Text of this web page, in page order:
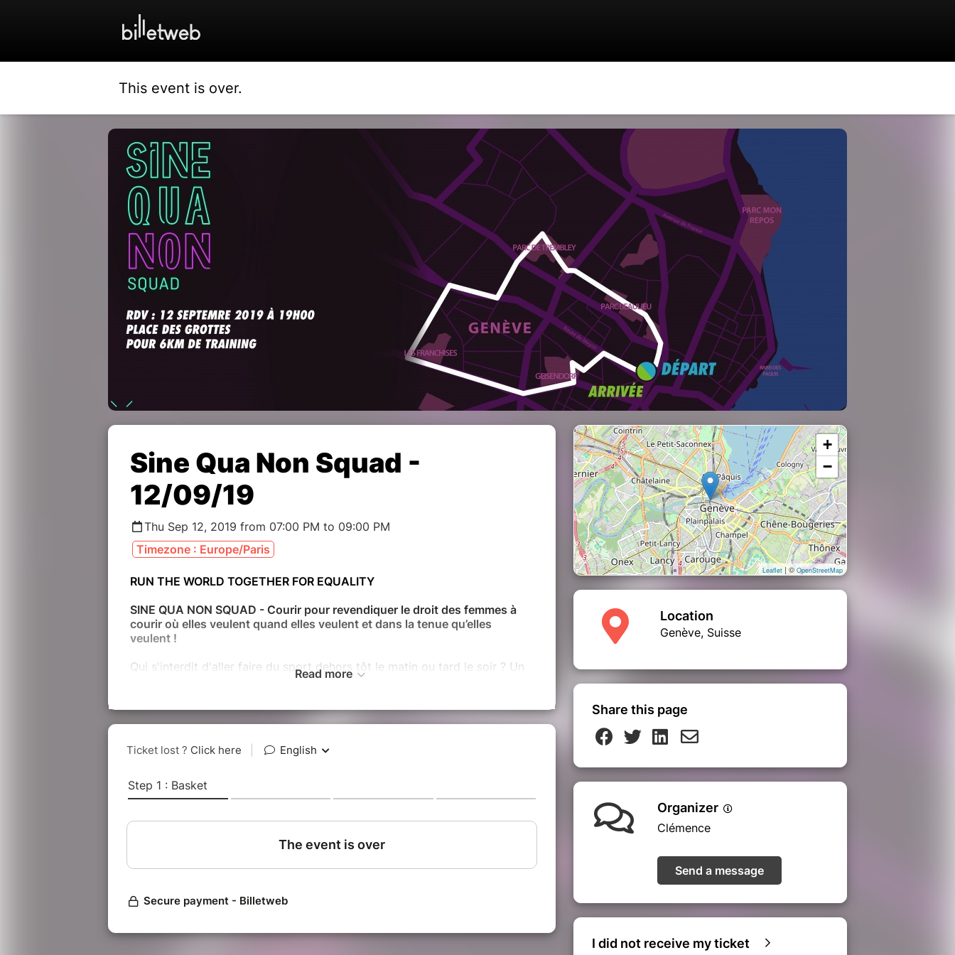
This event is over.
Sine Qua Non Squad -
12/09/19
Thu Sep 12, 2019 from 07:00 PM to 09:00 PM
Timezone : Europe/Paris
RUN THE WORLD TOGETHER FOR EQUALITY
SINE QUA NON SQUAD - Courir pour revendiquer le droit des femmes à
courir où elles veulent quand elles veulent et dans la tenue qu’elles
veulent !
Qui s'interdit d'aller faire du sport dehors tôt le matin ou tard le soir ? Un
regard, une reflexion, une tension un peu glauque, un réel malaise ?
d'insécurité, peu importe où l'on habite : en ville, en campagne, du nord au
sud. Et c'est insupportable. Un grand mouvement est en marche. Pour la
violences sexistes et sexuelles faîtes aux femmes.
Les Sine Qua Non Squad sont des sessions running et coaching mixtes
pour principalement permettre aux femmes de se réaproprier l'espace
Sine Qua Non Run qui sera organisée en octobre 2019.
Après avoir couru dans des lieux où les runneuses ne se sentent pas en
sécurité : à Saint Denis, Stalingrad, Aubervilliers, sur les quais ou encore
délocalise en Suisse à Genève.
dernière mobilisation dans le pays pour l'égalité des genres. Plus de 500
Read more
+
−
Leaflet| ©OpenStreetMap
Location
Genève, Suisse
Share this page
Organizer
Clémence
Send a message
I did not receive my ticket